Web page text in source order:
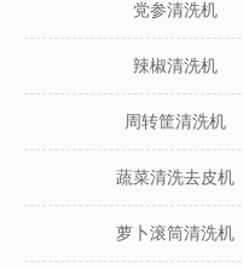
党参清洗机
辣椒清洗机
周转筐清洗机
蔬菜清洗去皮机
萝卜滚筒清洗机